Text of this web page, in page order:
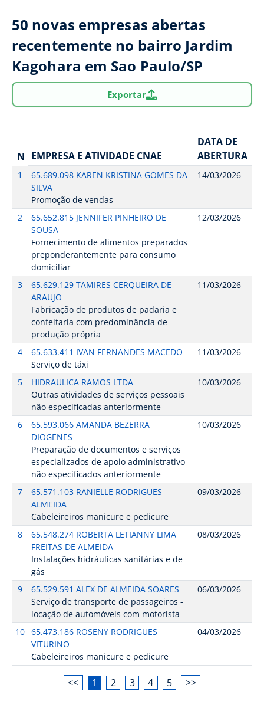
50 novas empresas abertas
recentemente no bairro Jardim
Kagohara em Sao Paulo/SP
Exportar
N EMPRESA E ATIVIDADE CNAE
DATA DE
ABERTURA
1
65.689.098 KAREN KRISTINA GOMES DA
SILVA
Promoção de vendas
14/03/2026
2
65.652.815 JENNIFER PINHEIRO DE
SOUSA
Fornecimento de alimentos preparados
preponderantemente para consumo
domiciliar
12/03/2026
3
65.629.129 TAMIRES CERQUEIRA DE
ARAUJO
Fabricação de produtos de padaria e
confeitaria com predominância de
produção própria
11/03/2026
4
65.633.411 IVAN FERNANDES MACEDO
Serviço de táxi
11/03/2026
5
HIDRAULICA RAMOS LTDA
Outras atividades de serviços pessoais
não especificadas anteriormente
10/03/2026
6
65.593.066 AMANDA BEZERRA
DIOGENES
Preparação de documentos e serviços
especializados de apoio administrativo
não especificados anteriormente
10/03/2026
7
65.571.103 RANIELLE RODRIGUES
ALMEIDA
Cabeleireiros manicure e pedicure
09/03/2026
8
65.548.274 ROBERTA LETIANNY LIMA
FREITAS DE ALMEIDA
Instalações hidráulicas sanitárias e de
gás
08/03/2026
9
65.529.591 ALEX DE ALMEIDA SOARES
Serviço de transporte de passageiros -
locação de automóveis com motorista
06/03/2026
10 65.473.186 ROSENY RODRIGUES
VITURINO
Cabeleireiros manicure e pedicure
04/03/2026
<< 1 2 3 4 5 >>